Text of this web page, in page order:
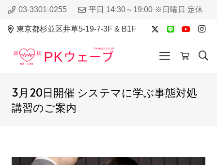
03-3301-0255 平日 14:30～19:00 ※日曜日 定休
東京都杉並区井草5-19-7-3F & B1F
3月20日開催 システマに学ぶ事態対処
講習のご案内